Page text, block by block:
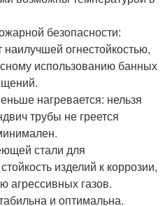
безопасности:
огнестойкостью,
использованию банных
нагревается: нельзя
трубы не греется
стали для
изделий к коррозии,
агрессивных газов.
и оптимальна.